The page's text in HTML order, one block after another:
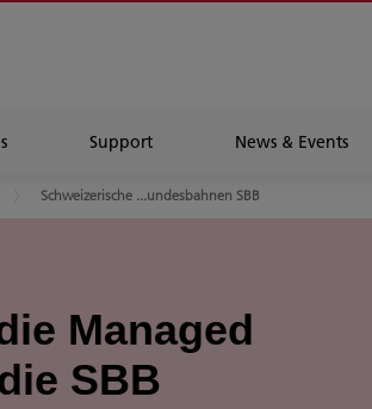
Support News & Events
Schweizerische ...undesbahnen SBB
Managed
SBB